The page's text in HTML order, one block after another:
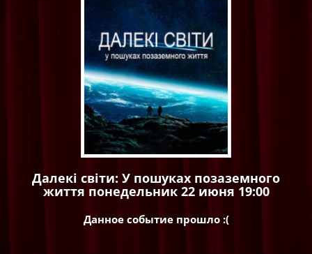
Далекі світи: У пошуках позаземного
життя понедельник 22 июня 19:00
Данное событие прошло :(